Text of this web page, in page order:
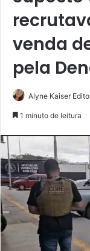
venda
pela
Alyne Kaiser
1 minuto de leitura